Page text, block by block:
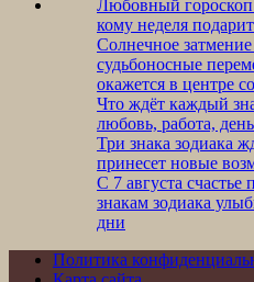
Любовный гороскоп
кому неделя
Солнечное
судьбоносные
окажется в центре
Что ждёт каждый
любовь, работа,
Три знака зодиака
принесет новые
С 7 августа счастье
знакам зодиака
дни
Политика